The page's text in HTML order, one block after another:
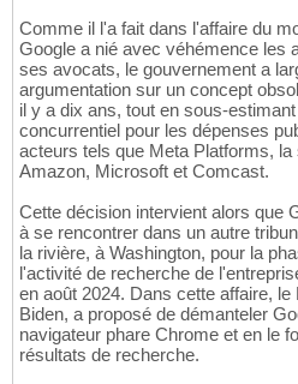
Comme il l'a fait dans l'affaire du
Google a nié avec véhémence les
ses avocats, le gouvernement a
argumentation sur un concept
il y a dix ans, tout en sous-
concurrentiel pour les dépenses
acteurs tels que Meta Platforms,
Amazon, Microsoft et Comcast.
Cette décision intervient alors que
à se rencontrer dans un autre
la rivière, à Washington, pour la
l'activité de recherche de
en août 2024. Dans cette affaire,
Biden, a proposé de démanteler
navigateur phare Chrome et en le
résultats de recherche.